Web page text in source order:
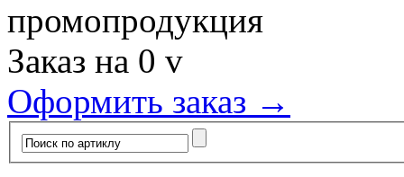
промопродукция
Заказ на 0 v
Оформить заказ →